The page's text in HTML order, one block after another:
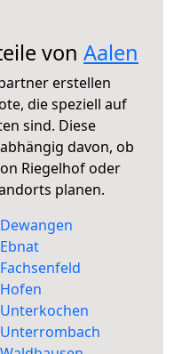
von Aalen
erstellen
die speziell auf
sind. Diese
davon, ob
Riegelhof oder
planen.